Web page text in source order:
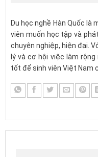
Du học nghề Hàn Quốc
viên muốn học tập và
chuyên nghiệp, hiện đại.
lý và cơ hội việc làm
tốt để sinh viên Việt Nam